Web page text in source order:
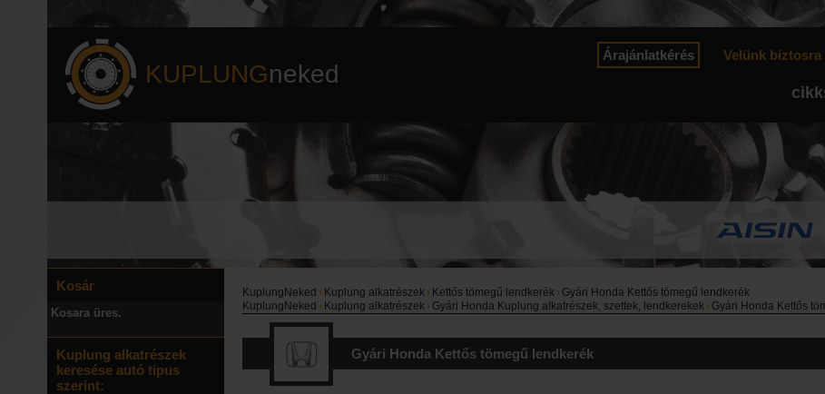
KUPLUNGneked
Árajánlatkérés Velünk biztosra
Kosár
Kosara üres.
Kuplung alkatrészek
keresése autó tipus
szerint:
KuplungNeked › Kuplung alkatrészek › Kettős tömegű lendkerék › Gyári Honda Kettős tömegű lendkerék
KuplungNeked › Kuplung alkatrészek › Gyári Honda Kuplung alkatrészek, szettek, lendkerekek › Gyári Honda Kettős
Gyári Honda Kettős tömegű lendkerék